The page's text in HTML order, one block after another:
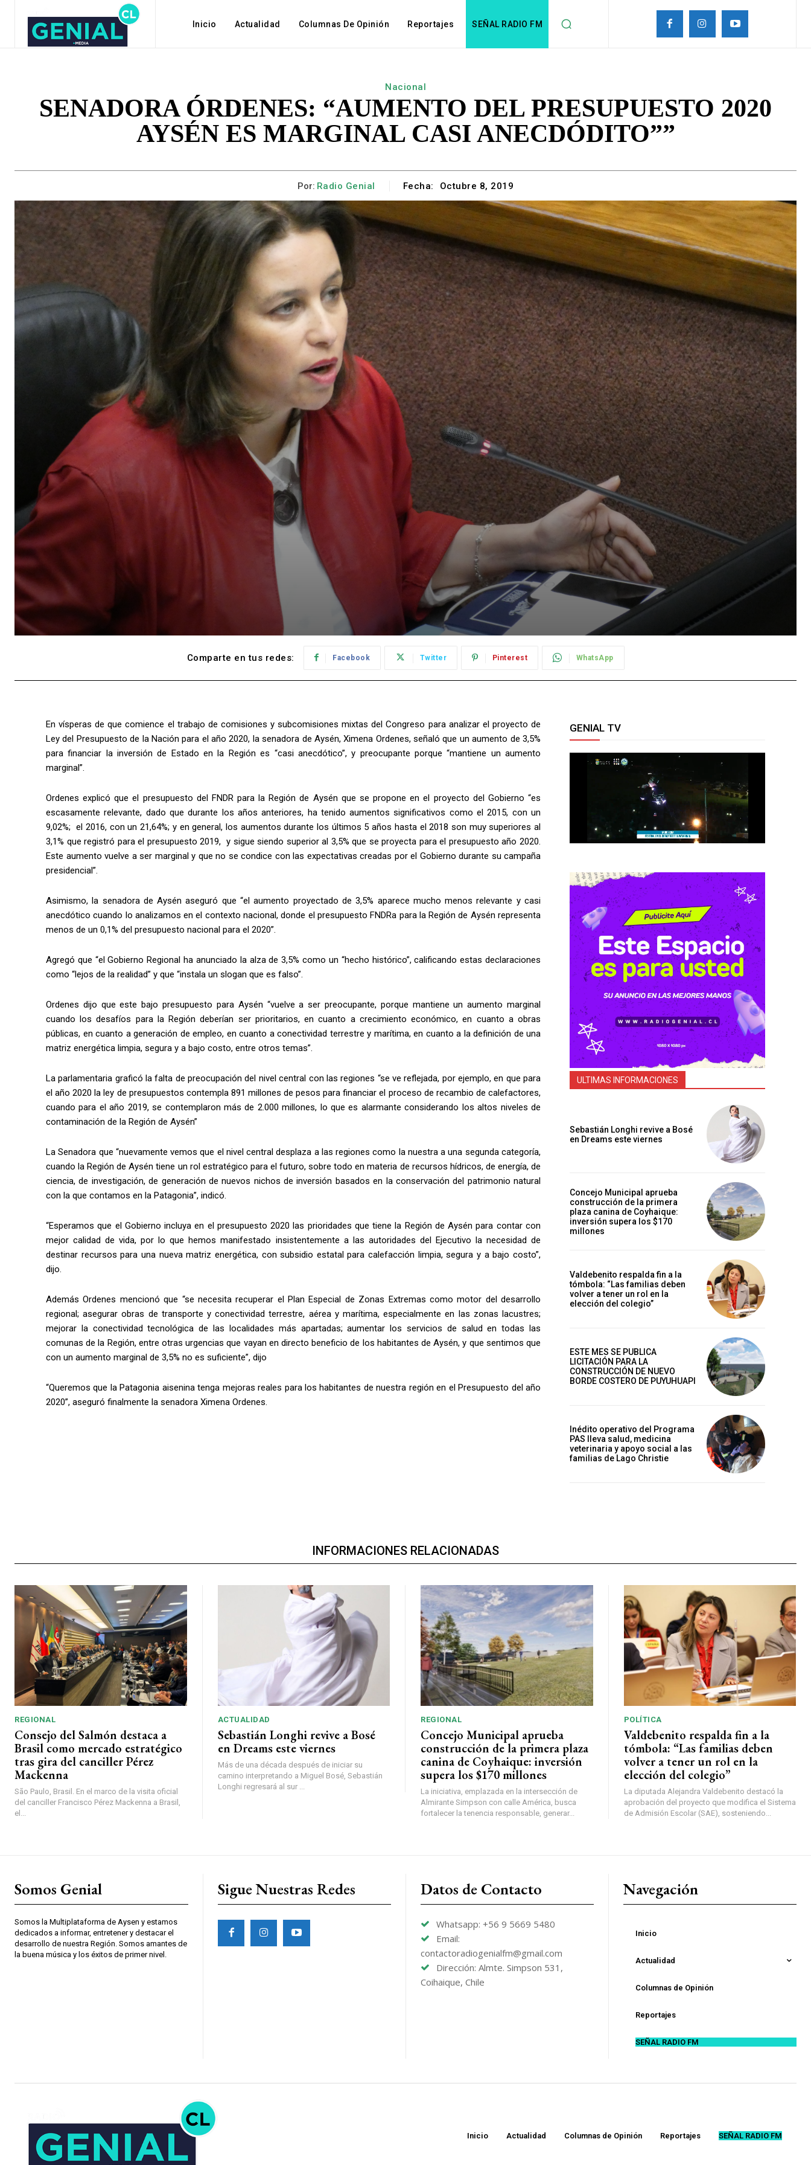
Inicio Actualidad Columnas De Opinión Reportajes SEÑAL RADIO FM
Nacional
SENADORA ÓRDENES: “AUMENTO DEL PRESUPUESTO 2020
AYSÉN ES MARGINAL CASI ANECDÓDITO””
Por: Radio Genial Fecha: Octubre 8, 2019
Comparte en tus redes: Facebook Twitter Pinterest WhatsApp
En vísperas de que comience el trabajo de comisiones y subcomisiones mixtas del Congreso para analizar el proyecto de
Ley del Presupuesto de la Nación para el año 2020, la senadora de Aysén, Ximena Ordenes, señaló que un aumento de 3,5%
para financiar la inversión de Estado en la Región es “casi anecdótico”, y preocupante porque “mantiene un aumento
marginal”.
Ordenes explicó que el presupuesto del FNDR para la Región de Aysén que se propone en el proyecto del Gobierno “es
escasamente relevante, dado que durante los años anteriores, ha tenido aumentos significativos como el 2015, con un
9,02%; el 2016, con un 21,64%; y en general, los aumentos durante los últimos 5 años hasta el 2018 son muy superiores al
3,1% que registró para el presupuesto 2019, y sigue siendo superior al 3,5% que se proyecta para el presupuesto año 2020.
Este aumento vuelve a ser marginal y que no se condice con las expectativas creadas por el Gobierno durante su campaña
presidencial”.
Asimismo, la senadora de Aysén aseguró que “el aumento proyectado de 3,5% aparece mucho menos relevante y casi
anecdótico cuando lo analizamos en el contexto nacional, donde el presupuesto FNDRa para la Región de Aysén representa
menos de un 0,1% del presupuesto nacional para el 2020”.
Agregó que “el Gobierno Regional ha anunciado la alza de 3,5% como un “hecho histórico”, calificando estas declaraciones
como “lejos de la realidad” y que “instala un slogan que es falso”.
Ordenes dijo que este bajo presupuesto para Aysén “vuelve a ser preocupante, porque mantiene un aumento marginal
cuando los desafíos para la Región deberían ser prioritarios, en cuanto a crecimiento económico, en cuanto a obras
públicas, en cuanto a generación de empleo, en cuanto a conectividad terrestre y marítima, en cuanto a la definición de una
matriz energética limpia, segura y a bajo costo, entre otros temas”.
La parlamentaria graficó la falta de preocupación del nivel central con las regiones “se ve reflejada, por ejemplo, en que para
el año 2020 la ley de presupuestos contempla 891 millones de pesos para financiar el proceso de recambio de calefactores,
cuando para el año 2019, se contemplaron más de 2.000 millones, lo que es alarmante considerando los altos niveles de
contaminación de la Región de Aysén”
La Senadora que “nuevamente vemos que el nivel central desplaza a las regiones como la nuestra a una segunda categoría,
cuando la Región de Aysén tiene un rol estratégico para el futuro, sobre todo en materia de recursos hídricos, de energía, de
ciencia, de investigación, de generación de nuevos nichos de inversión basados en la conservación del patrimonio natural
con la que contamos en la Patagonia”, indicó.
“Esperamos que el Gobierno incluya en el presupuesto 2020 las prioridades que tiene la Región de Aysén para contar con
mejor calidad de vida, por lo que hemos manifestado insistentemente a las autoridades del Ejecutivo la necesidad de
destinar recursos para una nueva matriz energética, con subsidio estatal para calefacción limpia, segura y a bajo costo”,
dijo.
Además Ordenes mencionó que “se necesita recuperar el Plan Especial de Zonas Extremas como motor del desarrollo
regional; asegurar obras de transporte y conectividad terrestre, aérea y marítima, especialmente en las zonas lacustres;
mejorar la conectividad tecnológica de las localidades más apartadas; aumentar los servicios de salud en todas las
comunas de la Región, entre otras urgencias que vayan en directo beneficio de los habitantes de Aysén, y que sentimos que
con un aumento marginal de 3,5% no es suficiente”, dijo
“Queremos que la Patagonia aisenina tenga mejoras reales para los habitantes de nuestra región en el Presupuesto del año
2020”, aseguró finalmente la senadora Ximena Ordenes.
GENIAL TV
ULTIMAS INFORMACIONES
Sebastián Longhi revive a Bosé
en Dreams este viernes
Concejo Municipal aprueba
construcción de la primera
plaza canina de Coyhaique:
inversión supera los $170
millones
Valdebenito respalda fin a la
tómbola: “Las familias deben
volver a tener un rol en la
elección del colegio”
ESTE MES SE PUBLICA
LICITACIÓN PARA LA
CONSTRUCCIÓN DE NUEVO
BORDE COSTERO DE PUYUHUAPI
Inédito operativo del Programa
PAS lleva salud, medicina
veterinaria y apoyo social a las
familias de Lago Christie
INFORMACIONES RELACIONADAS
REGIONAL
Consejo del Salmón destaca a
Brasil como mercado estratégico
tras gira del canciller Pérez
Mackenna
São Paulo, Brasil. En el marco de la visita oficial
del canciller Francisco Pérez Mackenna a Brasil,
el...
ACTUALIDAD
Sebastián Longhi revive a Bosé
en Dreams este viernes
Más de una década después de iniciar su
camino interpretando a Miguel Bosé, Sebastián
Longhi regresará al sur ...
REGIONAL
Concejo Municipal aprueba
construcción de la primera plaza
canina de Coyhaique: inversión
supera los $170 millones
La iniciativa, emplazada en la intersección de
Almirante Simpson con calle América, busca
fortalecer la tenencia responsable, generar...
POLÍTICA
Valdebenito respalda fin a la
tómbola: “Las familias deben
volver a tener un rol en la
elección del colegio”
La diputada Alejandra Valdebenito destacó la
aprobación del proyecto que modifica el Sistema
de Admisión Escolar (SAE), sosteniendo...
Somos Genial
Somos la Multiplataforma de Aysen y estamos
dedicados a informar, entretener y destacar el
desarrollo de nuestra Región. Somos amantes de
la buena música y los éxitos de primer nivel.
Sigue Nuestras Redes Datos de Contacto
Whatsapp: +56 9 5669 5480
Email:
contactoradiogenialfm@gmail.com
Dirección: Almte. Simpson 531,
Coihaique, Chile
Navegación
Inicio
Actualidad
Columnas de Opinión
Reportajes
SEÑAL RADIO FM
Inicio Actualidad Columnas de Opinión Reportajes SEÑAL RADIO FM